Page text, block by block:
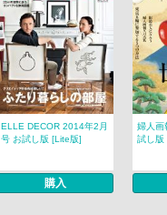
ELLE DECOR 2014年2月
号 お試し版 [Lite版]
購入
婦人画
試し版